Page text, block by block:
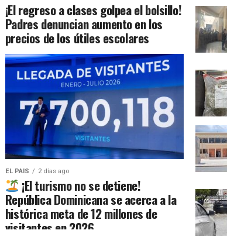
¡El regreso a clases golpea el bolsillo!
Padres denuncian aumento en los
precios de los útiles escolares
EL PAIS 2 días ago
¡El turismo no se detiene!
República Dominicana se acerca a la
histórica meta de 12 millones de
visitantes en 2026